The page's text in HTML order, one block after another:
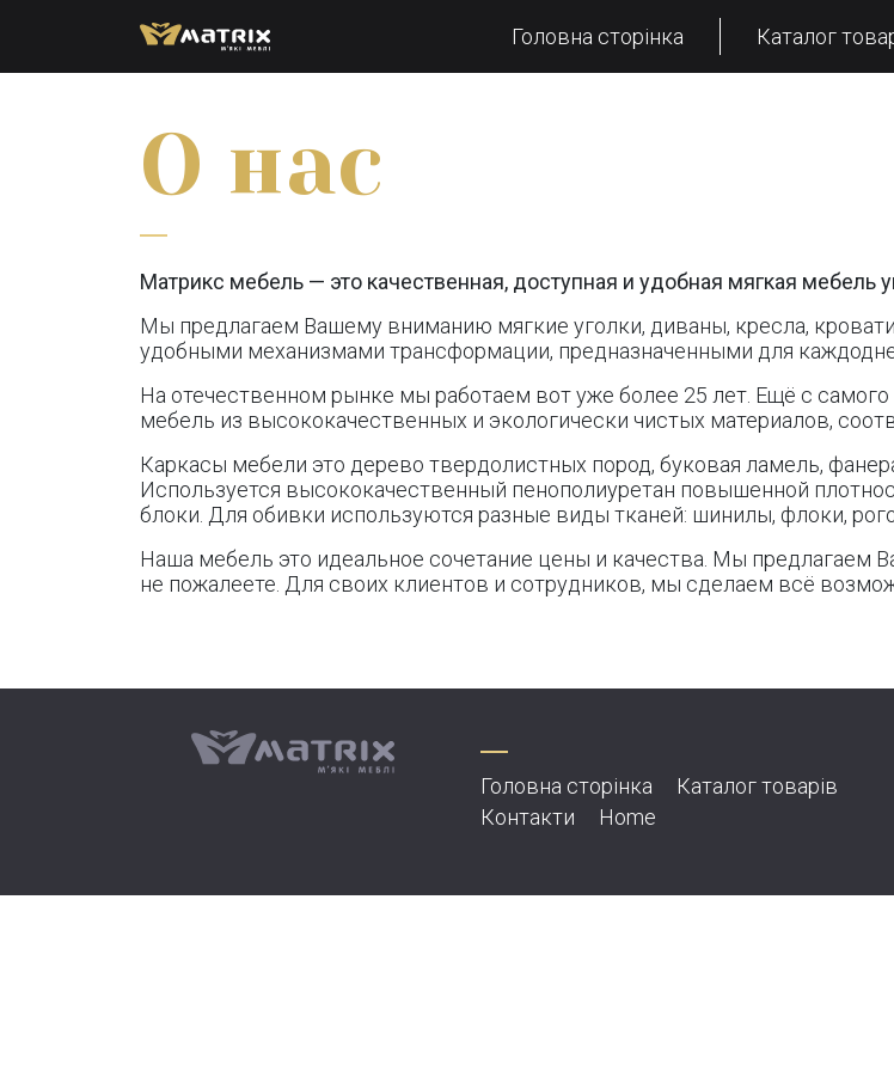
Головна сторінка Каталог
О нас
Матрикс мебель — это качественная, доступная и удобная мягкая мебель
Мы предлагаем Вашему вниманию мягкие уголки, диваны, кресла,
удобными механизмами трансформации, предназначенными для
На отечественном рынке мы работаем вот уже более 25 лет. Ещё с
мебель из высококачественных и экологически чистых материалов,
Каркасы мебели это дерево твердолистных пород, буковая ламель,
Используется высококачественный пенополиуретан повышенной
блоки. Для обивки используются разные виды тканей: шинилы, флоки,
Hаша мебель это идеальное сочетание цены и качества. Мы предлагаем
не пожалеете. Для своих клиентов и сотрудников, мы сделаем всё
Головна сторінка
Каталог товарів
Контакти
Home